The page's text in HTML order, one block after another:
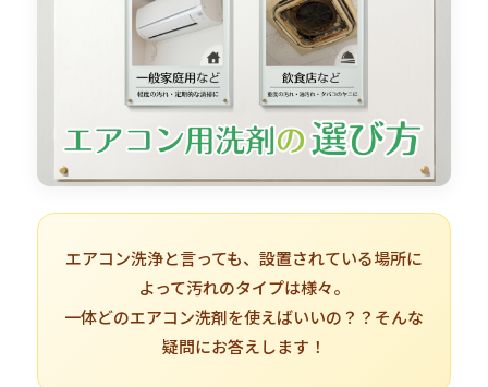
エアコン洗浄と言っても、設置されている場所に
よって汚れのタイプは様々。
一体どのエアコン洗剤を使えばいいの？？そんな
疑問にお答えします！